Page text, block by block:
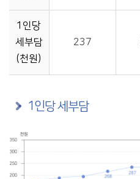
1인당
세부담
(천원)
237
1인당 세부담